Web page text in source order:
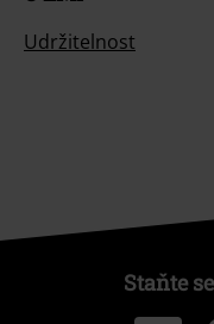
Udržitelnost
Staňte